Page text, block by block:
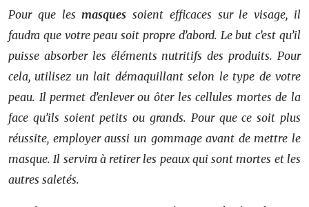
Pour que lesmasques soient efficaces sur le visage, il
faudra que votre peau soit propre d’abord. Le but c’est qu’il
puisse absorber les éléments nutritifs des produits. Pour
cela, utilisez un lait démaquillant selon le type de votre
peau. Il permet d’enlever ou ôter les cellules mortes de la
face qu’ils soient petits ou grands. Pour que ce soit plus
réussite, employer aussi un gommage avant de mettre le
masque. Il servira à retirer les peaux qui sont mortes et les
autres saletés.